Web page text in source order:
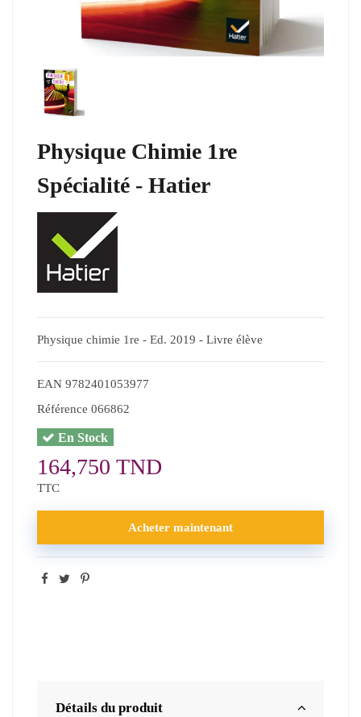
Physique Chimie 1re
Spécialité - Hatier
Physique chimie 1re - Ed. 2019 - Livre élève
EAN 9782401053977
Référence 066862
En Stock
164,750 TND
TTC
Acheter maintenant
Détails du produit